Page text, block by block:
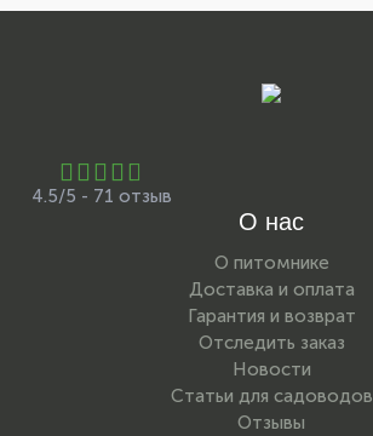
4.5/5 - 71 отзыв
О нас
О питомнике
Доставка и оплата
Гарантия и возврат
Отследить заказ
Новости
Статьи для садоводов
Отзывы